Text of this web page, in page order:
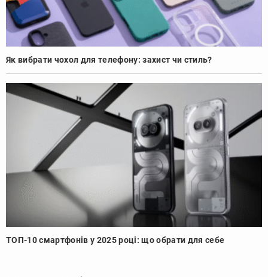
Як вибрати чохол для телефону: захист чи стиль?
ТОП-10 смартфонів у 2025 році: що обрати для себе